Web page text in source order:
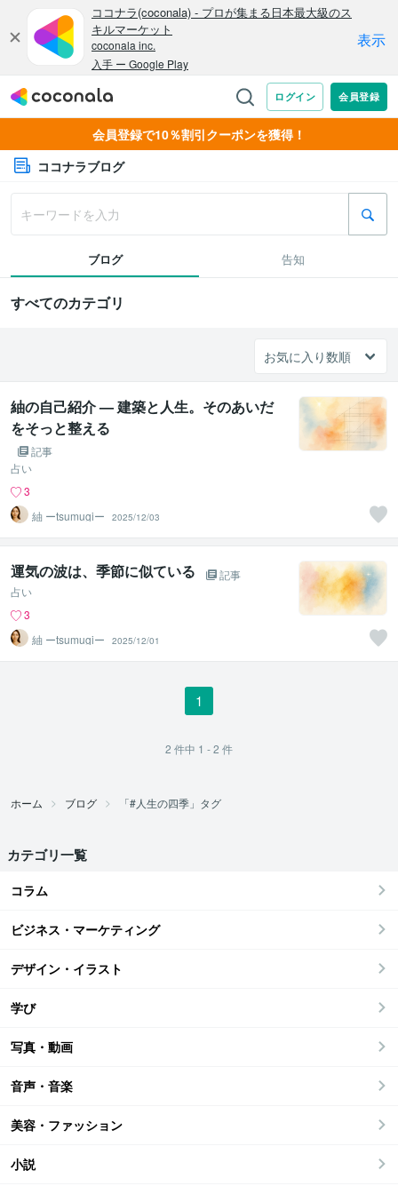
会員登録で10％割引クーポンを獲得！
ココナラブログ
ブログ 告知
すべてのカテゴリ
紬の自己紹介 — 建築と人生。そのあいだ
をそっと整える
記事
占い
3
紬 ーtsumugiー
2025/12/03
運気の波は、季節に似ている
記事
占い
3
紬 ーtsumugiー
2025/12/01
1
2 件中 1 - 2 件
ホーム ブログ 「#人生の四季」タグ
カテゴリ一覧
コラム
ビジネス・マーケティング
デザイン・イラスト
学び
写真・動画
音声・音楽
美容・ファッション
小説